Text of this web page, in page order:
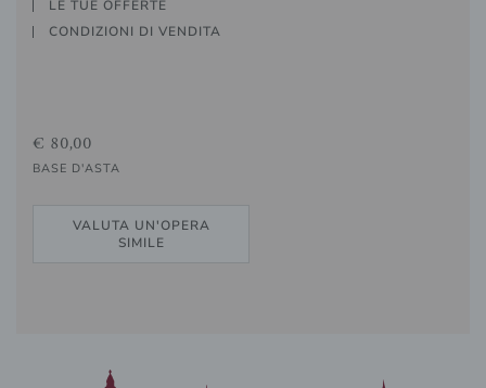
LE TUE OFFERTE
CONDIZIONI DI VENDITA
€ 80,00
BASE D'ASTA
VALUTA UN'OPERA
SIMILE